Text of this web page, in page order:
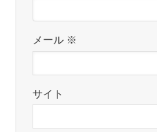
メール ※
サイト